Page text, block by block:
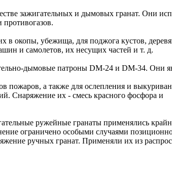
зажигательных и дымовых гранат. Они
в окопы, убежища, для поджога кустов,
и самолетов, их несущих частей и т. д.
дымовые патроны DM-24 и DM-34. Они
пожаров, а также для ослепления и
Снаряжение их - смесь красного фосфора и
ружейные гранаты применялись
ограничено особыми случаями
ручных гранат. Применяли их из